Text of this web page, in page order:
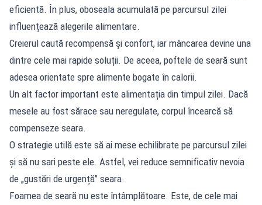
eficientă. În plus, oboseala acumulată pe parcursul zilei
influențează alegerile alimentare.
Creierul caută recompensă și confort, iar mâncarea devine una
dintre cele mai rapide soluții. De aceea, poftele de seară sunt
adesea orientate spre alimente bogate în calorii.
Un alt factor important este alimentația din timpul zilei. Dacă
mesele au fost sărace sau neregulate, corpul încearcă să
compenseze seara.
O strategie utilă este să ai mese echilibrate pe parcursul zilei
și să nu sari peste ele. Astfel, vei reduce semnificativ nevoia
de „gustări de urgență” seara.
Foamea de seară nu este întâmplătoare. Este, de cele mai